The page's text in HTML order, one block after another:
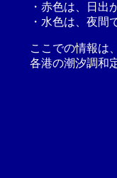
・赤色は、日出
・水色は、夜間
ここでの情報は
各港の潮汐調和